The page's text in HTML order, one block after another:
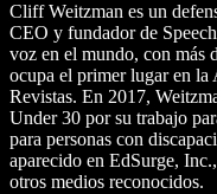
Cliff Weitzman es un
CEO y fundador de
voz en el mundo, con más
ocupa el primer lugar en la
Revistas. En 2017,
Under 30 por su trabajo
para personas con
aparecido en EdSurge,
otros medios reconocidos.